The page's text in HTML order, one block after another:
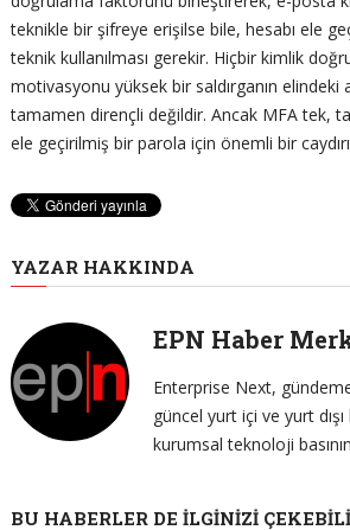
teknikle bir şifreye erişilse bile, hesabı ele
teknik kullanılması gerekir. Hiçbir kimlik
motivasyonu yüksek bir saldırganın elindeki
tamamen dirençli değildir. Ancak MFA tek,
ele geçirilmiş bir parola için önemli bir
YAZAR HAKKINDA
EPN Haber
Enterprise Next,
güncel yurt içi ve yurt
kurumsal teknoloji
BU HABERLER DE İLGINIZI